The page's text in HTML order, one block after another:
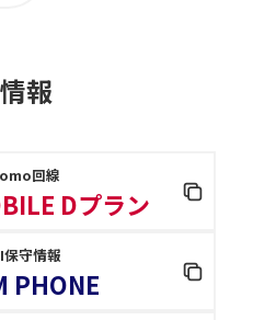
報
回線
Dプラン
保守情報
PHONE